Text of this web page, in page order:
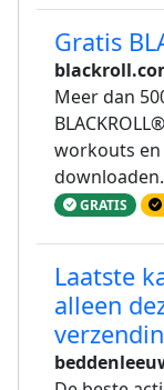
Gratis
Meer dan
workouts
GRATIS
Laatste
alleen